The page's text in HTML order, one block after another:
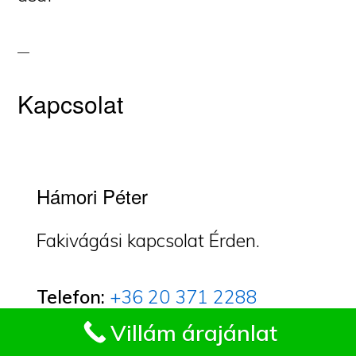
Kapcsolat
Hámori Péter
Fakivágási kapcsolat Érden.
Telefon: +36 20 371 2288
Villám árajánlat